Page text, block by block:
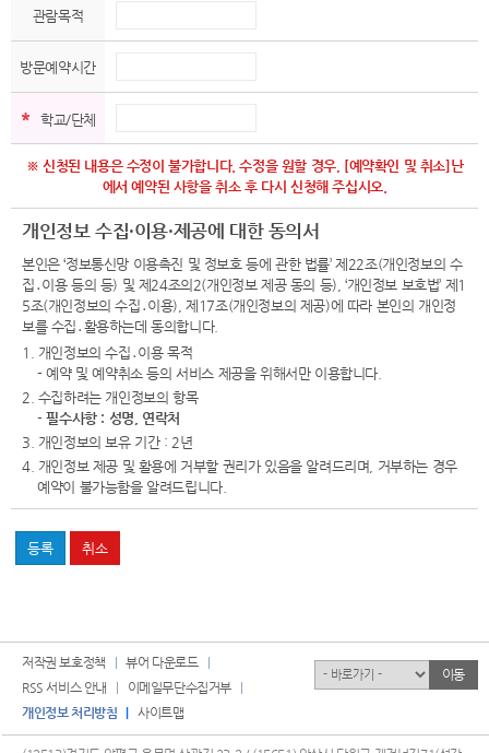
관람목적
방문예약시간
* 학교/단체
※ 신청된 내용은 수정이 불가합니다. 수정을 원할 경우, [예약확인 및 취소]난
에서 예약된 사항을 취소 후 다시 신청해 주십시오.
개인정보 수집·이용·제공에 대한 동의서
본인은 ‘정보통신망 이용촉진 및 정보호 등에 관한 법률’ 제22조(개인정보의 수
집․이용 등의 등) 및 제24조의2(개인정보 제공 동의 등), ‘개인정보 보호법’ 제1
5조(개인정보의 수집․이용), 제17조(개인정보의 제공)에 따라 본인의 개인정
보를 수집․활용하는데 동의합니다.
1. 개인정보의 수집․이용 목적
- 예약 및 예약취소 등의 서비스 제공을 위해서만 이용합니다.
2. 수집하려는 개인정보의 항목
-필수사항 : 성명, 연락처
3. 개인정보의 보유 기간 : 2년
4. 개인정보 제공 및 활용에 거부할 권리가 있음을 알려드리며, 거부하는 경우
예약이 불가능함을 알려드립니다.
저작권 보호정책
뷰어 다운로드
RSS 서비스 안내
이메일무단수집거부
개인정보 처리방침
사이트맵
유관기관 이동